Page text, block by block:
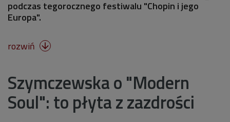
podczas tegorocznego festiwalu "Chopin i jego
Europa".
rozwiń 
Szymczewska o "Modern
Soul": to płyta z zazdrości